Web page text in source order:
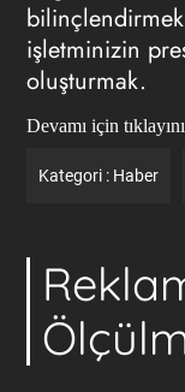
işletminizin
oluşturmak.
Devamı için
Kategori : Haber